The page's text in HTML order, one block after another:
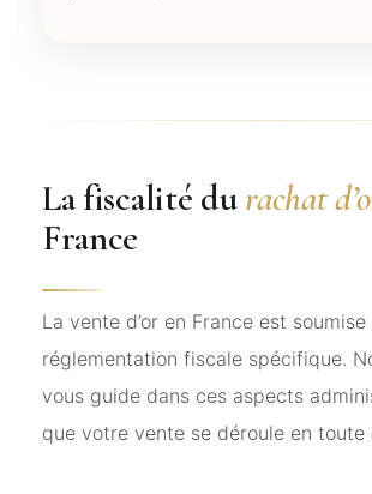
La fiscalité durachat
France
La vente d’or en France est soumise
réglementation fiscale spécifique.
vous guide dans ces aspects
que votre vente se déroule en toute